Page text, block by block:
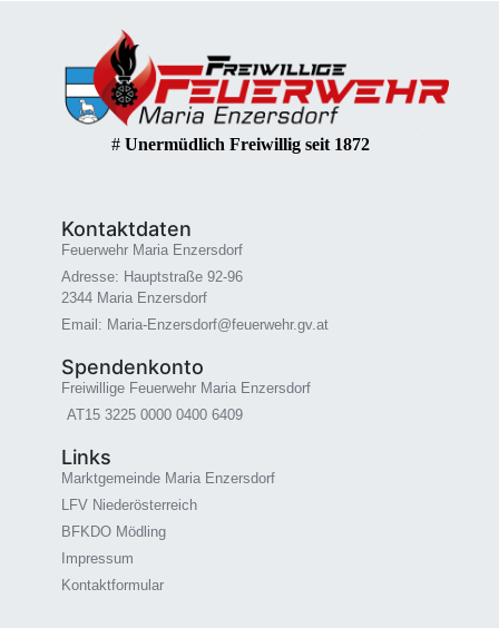
# Unermüdlich Freiwillig seit 1872
Kontaktdaten
Feuerwehr Maria Enzersdorf
Adresse: Hauptstraße 92-96
2344 Maria Enzersdorf
Email: Maria-Enzersdorf@feuerwehr.gv.at
Spendenkonto
Freiwillige Feuerwehr Maria Enzersdorf
AT15 3225 0000 0400 6409
Links
Marktgemeinde Maria Enzersdorf
LFV Niederösterreich
BFKDO Mödling
Impressum
Kontaktformular